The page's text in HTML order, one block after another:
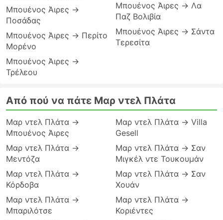
Μπουένος Άιρες →
Ποσάδας
Μπουένος Άιρες → Περίτο
Μορένο
Μπουένος Άιρες →
Τρέλεου
Μπουένος Άιρες → Λα
Παζ Βολιβία
Μπουένος Άιρες → Σάντα
Τερεσίτα
Από πού να πάτε Μαρ ντελ Πλάτα
Μαρ ντελ Πλάτα →
Μπουένος Άιρες
Μαρ ντελ Πλάτα →
Μεντόζα
Μαρ ντελ Πλάτα →
Κόρδοβα
Μαρ ντελ Πλάτα →
Μπαριλότσε
Μαρ ντελ Πλάτα → Villa
Gesell
Μαρ ντελ Πλάτα → Σαν
Μιγκέλ ντε Τουκουμάν
Μαρ ντελ Πλάτα → Σαν
Χουάν
Μαρ ντελ Πλάτα →
Κοριέντες